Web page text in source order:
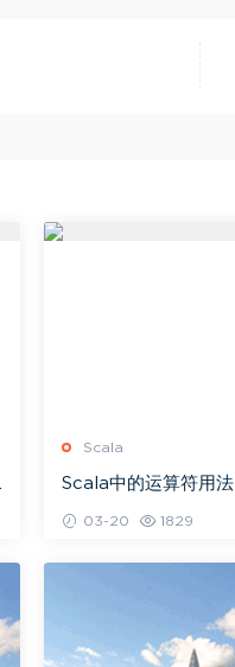
Scala
Scala中的运算符用法
03-20 1829